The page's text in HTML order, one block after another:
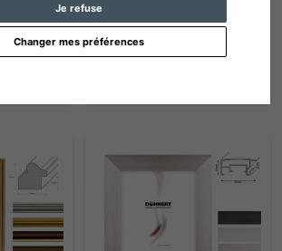
Je refuse
Changer mes préférences
Cadre en bois Stockholm avec
passe-partout
de 21,30 € *